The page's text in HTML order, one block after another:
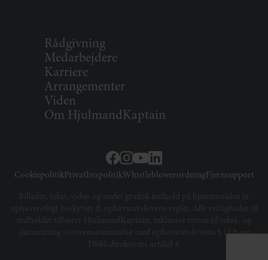
Rådgivning
Medarbejdere
Karriere
Arrangementer
Viden
Om HjulmandKaptain
CookiepolitikPrivatlivspolitikWhistleblowerordningFjernsupport
datamining i overensstemmelse med ophavsretslovens § 11 b og